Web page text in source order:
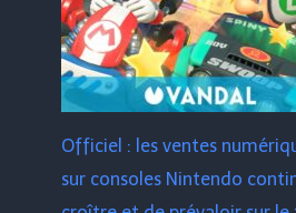
Officiel : les ventes
sur consoles Nintendo